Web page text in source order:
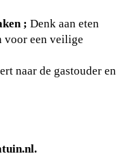
; Denk aan eten
voor een veilige
naar de gastouder en